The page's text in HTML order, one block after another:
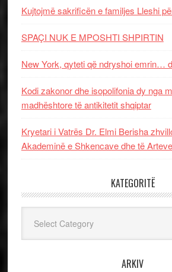
Kujtojmë sakrificën e familjes Lleshi
SPAÇI NUK E MPOSHTI SHPIRTIN
New York, qyteti që ndryshoi emrin…
Kodi zakonor dhe isopolifonia dy nga
madhështore të antikitetit shqiptar
Kryetari i Vatrës Dr. Elmi Berisha
Akademinë e Shkencave dhe të
KATEGORITË
ARKIV